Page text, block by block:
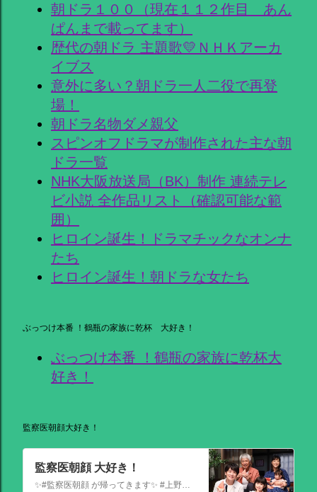
朝ドラ１００（現在１１２作目 あん
ぱんまで載ってます）
歴代の朝ドラ 主題歌💛ＮＨＫアーカ
イブス
意外に多い？朝ドラ一人二役で再登
場！
朝ドラ名物ダメ親父
スピンオフドラマが制作された主な朝
ドラ一覧
NHK大阪放送局（BK）制作 連続テレ
ビ小説 全作品リスト（確認可能な範
囲）
ヒロイン誕生！ドラマチックなオンナ
たち
ヒロイン誕生！朝ドラな女たち
ぶっつけ本番 ！鶴瓶の家族に乾杯 大好き！
ぶっつけ本番 ！鶴瓶の家族に乾杯大
好き！
監察医朝顔大好き！
監察医朝顔 大好き！